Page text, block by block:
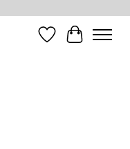
Verlanglijst